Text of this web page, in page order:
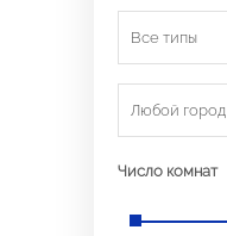
Все типы
Любой город
Число комнат